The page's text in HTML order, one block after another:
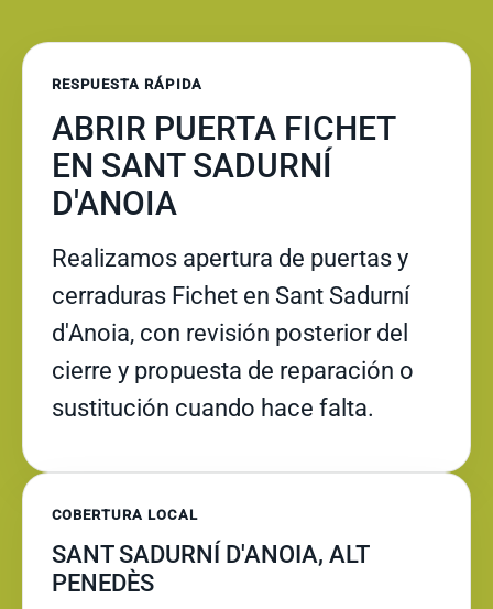
RESPUESTA RÁPIDA
ABRIR PUERTA FICHET
EN SANT SADURNÍ
D'ANOIA
Realizamos apertura de puertas y
cerraduras Fichet en Sant Sadurní
d'Anoia, con revisión posterior del
cierre y propuesta de reparación o
sustitución cuando hace falta.
COBERTURA LOCAL
SANT SADURNÍ D'ANOIA, ALT
PENEDÈS